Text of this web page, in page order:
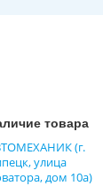
товара
(г.
улица
дом 10а)